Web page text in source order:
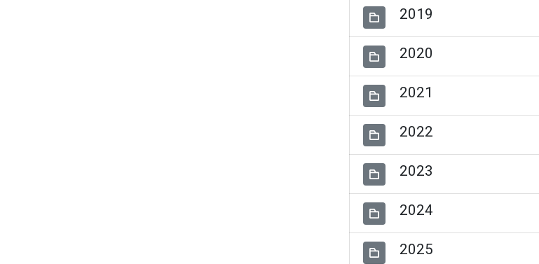
2019
2020
2021
2022
2023
2024
2025